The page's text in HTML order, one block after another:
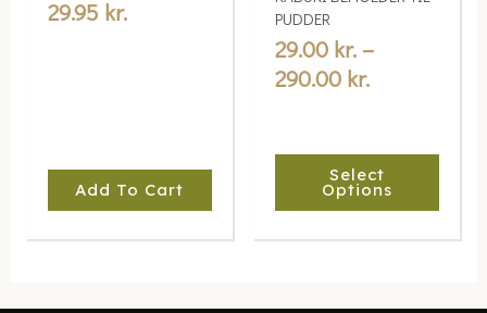
29.95 kr.
Add To Cart
PUDDER
29.00 kr. –
290.00 kr.
290.00 kr.
Select
Options
variants.
options
may